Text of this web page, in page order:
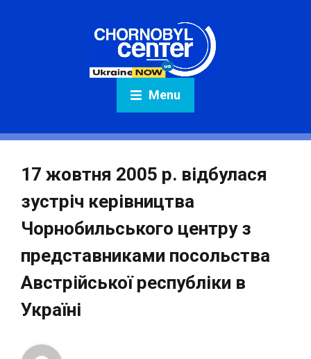
Menu
17 жовтня 2005 р. відбулася
зустріч керівництва
Чорнобильського центру з
представниками посольства
Австрійської республіки в
Україні